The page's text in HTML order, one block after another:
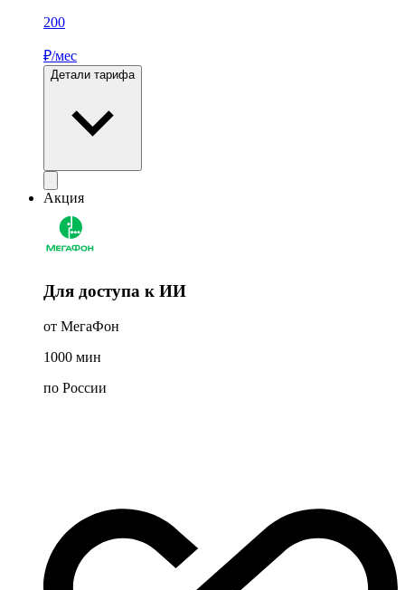
200
₽/мес
Детали тарифа
Акция
Для доступа к ИИ
от МегаФон
1000 мин
по России